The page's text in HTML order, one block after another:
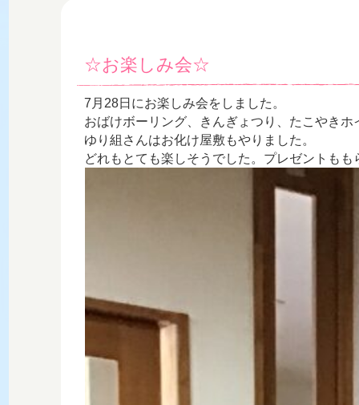
☆お楽しみ会☆
7月28日にお楽しみ会をしました。
おばけボーリング、きんぎょつり、たこやき
ゆり組さんはお化け屋敷もやりました。
どれもとても楽しそうでした。プレゼントもも